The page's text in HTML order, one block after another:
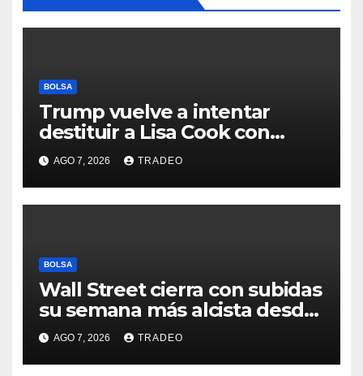
BOLSA
Trump vuelve a intentar
destituir a Lisa Cook con
acusaciones de fraude
hipotecario
AGO 7, 2026 TRADEO
BOLSA
Wall Street cierra con subidas
su semana más alcista desde
abril
AGO 7, 2026 TRADEO